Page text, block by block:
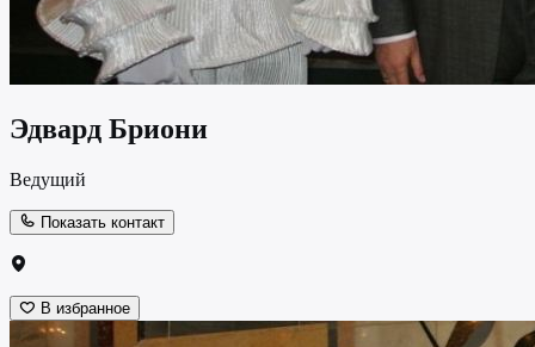
Эдвард Бриони
Ведущий
Показать контакт
В избранное